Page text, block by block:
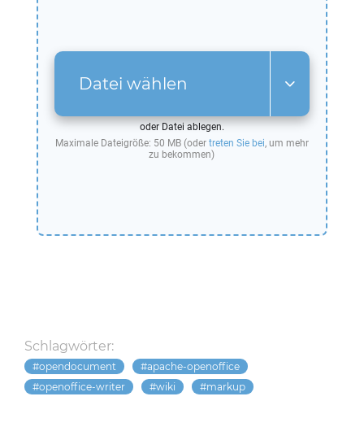
Datei wählen
oder Datei ablegen.
Maximale Dateigröße: 50 MB (oder treten Sie bei, um mehr
zu bekommen)
Schlagwörter:
opendocument
apache-openoffice
openoffice-writer
wiki markup